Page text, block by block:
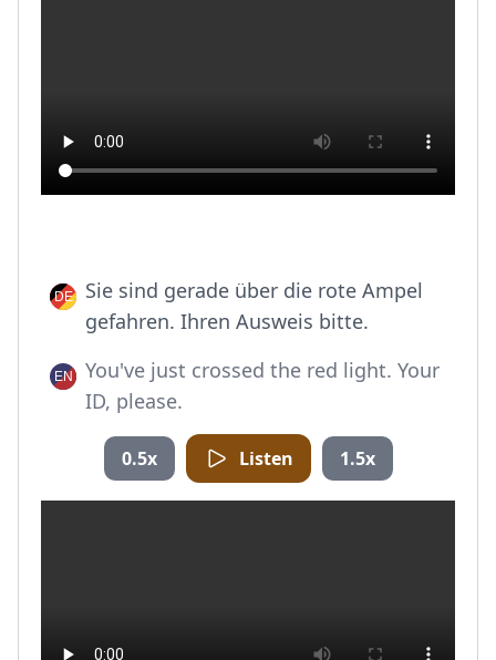
Sie sind gerade über die rote Ampel
gefahren. Ihren Ausweis bitte.
You've just crossed the red light. Your
ID, please.
0.5x Listen 1.5x